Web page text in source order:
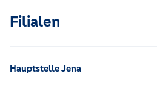
Filialen
Hauptstelle Jena